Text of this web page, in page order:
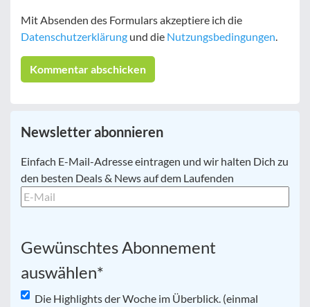
Mit Absenden des Formulars akzeptiere ich die
Datenschutzerklärung und die Nutzungsbedingungen
Newsletter abonnieren
E-
Mail *
Einfach E-Mail-Adresse eintragen und wir halten Dich zu
den besten Deals & News auf dem Laufenden
Gewünschtes Abonnement
auswählen*
Die Highlights der Woche im Überblick. (einmal